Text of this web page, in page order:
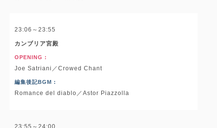
23:06～23:55
カンブリア宮殿
OPENING :
Joe Satriani／Crowed Chant
編集後記BGM :
Romance del diablo／Astor Piazzolla
23:55～24:00